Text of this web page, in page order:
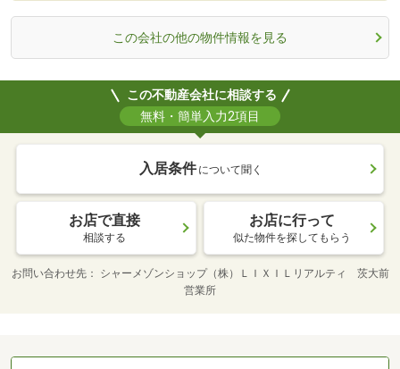
この会社の他の物件情報を見る
この不動産会社に相談する
無料・簡単入力2項目
入居条件 について聞く
お店で直接
相談する
お店に行って
似た物件を探してもらう
お問い合わせ先
シャーメゾンショップ（株）ＬＩＸＩＬリアルティ 茨大前
営業所